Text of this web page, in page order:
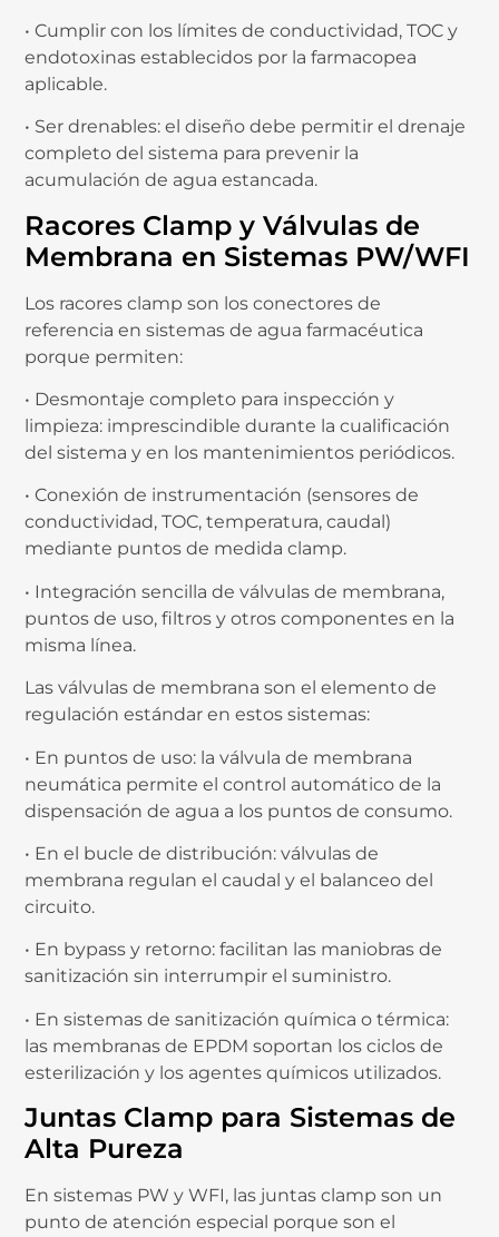
• Cumplir con los límites de conductividad, TOC y
endotoxinas establecidos por la farmacopea
aplicable.
• Ser drenables: el diseño debe permitir el drenaje
completo del sistema para prevenir la
acumulación de agua estancada.
Racores Clamp y Válvulas de
Membrana en Sistemas PW/WFI
Los racores clamp son los conectores de
referencia en sistemas de agua farmacéutica
porque permiten:
• Desmontaje completo para inspección y
limpieza: imprescindible durante la cualificación
del sistema y en los mantenimientos periódicos.
• Conexión de instrumentación (sensores de
conductividad, TOC, temperatura, caudal)
mediante puntos de medida clamp.
• Integración sencilla de válvulas de membrana,
puntos de uso, filtros y otros componentes en la
misma línea.
Las válvulas de membrana son el elemento de
regulación estándar en estos sistemas:
• En puntos de uso: la válvula de membrana
neumática permite el control automático de la
dispensación de agua a los puntos de consumo.
• En el bucle de distribución: válvulas de
membrana regulan el caudal y el balanceo del
circuito.
• En bypass y retorno: facilitan las maniobras de
sanitización sin interrumpir el suministro.
• En sistemas de sanitización química o térmica:
las membranas de EPDM soportan los ciclos de
esterilización y los agentes químicos utilizados.
Juntas Clamp para Sistemas de
Alta Pureza
En sistemas PW y WFI, las juntas clamp son un
punto de atención especial porque son el